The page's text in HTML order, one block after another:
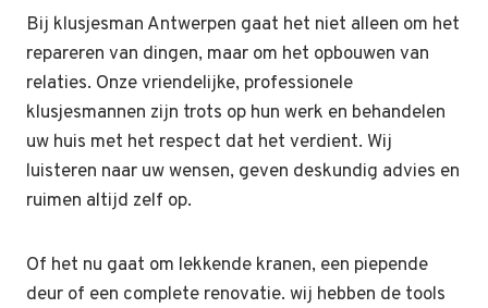
Bij klusjesman Antwerpen gaat het niet alleen om het
repareren van dingen, maar om het opbouwen van
relaties. Onze vriendelijke, professionele
klusjesmannen zijn trots op hun werk en behandelen
uw huis met het respect dat het verdient. Wij
luisteren naar uw wensen, geven deskundig advies en
ruimen altijd zelf op.
Of het nu gaat om lekkende kranen, een piepende
deur of een complete renovatie. wij hebben de tools